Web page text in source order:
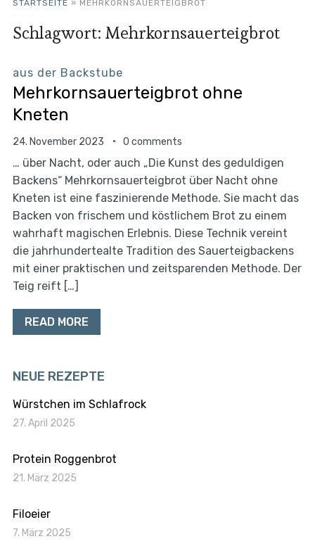
STARTSEITE » MEHRKORNSAUERTEIGBROT
Schlagwort: Mehrkornsauerteigbrot
aus der Backstube
Mehrkornsauerteigbrot ohne
Kneten
24. November 2023 0 comments
… über Nacht, oder auch „Die Kunst des geduldigen
Backens“ Mehrkornsauerteigbrot über Nacht ohne
Kneten ist eine faszinierende Methode. Sie macht das
Backen von frischem und köstlichem Brot zu einem
wahrhaft magischen Erlebnis. Diese Technik vereint
die jahrhundertealte Tradition des Sauerteigbackens
mit einer praktischen und zeitsparenden Methode. Der
Teig reift […]
READ MORE
NEUE REZEPTE
Würstchen im Schlafrock
27. April 2025
Protein Roggenbrot
21. März 2025
Filoeier
7. März 2025